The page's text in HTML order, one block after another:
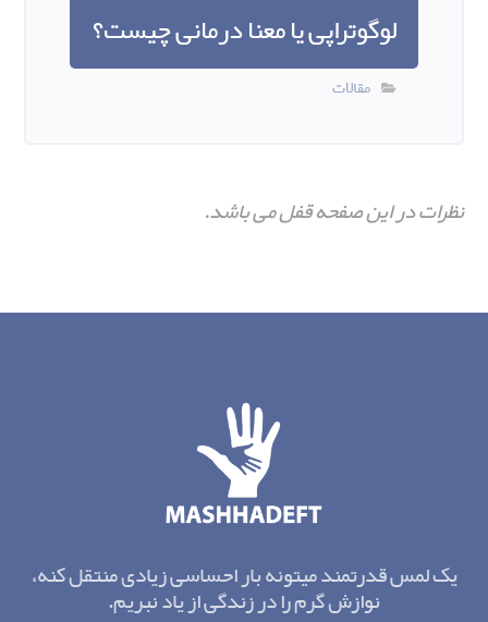
لوگوتراپی یا معنا درمانی چیست؟
مقالات
نظرات در این صفحه قفل می باشد.
یک لمس قدرتمند میتونه بار احساسی زیادی منتقل کنه،
نوازش گرم را در زندگی از یاد نبریم.